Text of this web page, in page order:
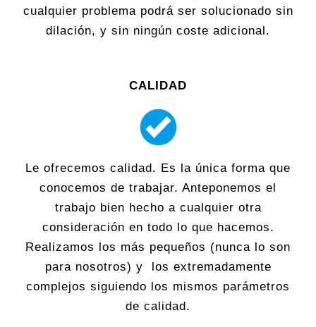
cualquier problema podrá ser solucionado sin
dilación, y sin ningún coste adicional.
CALIDAD
Le ofrecemos calidad. Es la única forma que
conocemos de trabajar. Anteponemos el
trabajo bien hecho a cualquier otra
consideración en todo lo que hacemos.
Realizamos los más pequeños (nunca lo son
para nosotros) y los extremadamente
complejos siguiendo los mismos parámetros
de calidad.